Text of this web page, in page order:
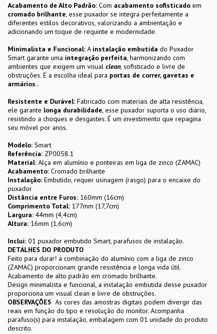
Acabamento de Alto Padrão: Com acabamento sofisticado em
cromado brilhante, esse puxador se integra perfeitamente a
diferentes estilos decorativos, valorizando a ambientação e
adicionando um toque de requinte e modernidade.
Minimalista e Funcional: A instalação embutida do Puxador
Smart garante uma integração perfeita, harmonizando com
ambientes que exigem um visual clean, sofisticado e livre de
obstruções. É a escolha ideal para portas de correr, gavetas e
armários..
Resistente e Durável: Fabricado com materiais de alta resistência,
ele garante longa durabilidade, esse puxador suporta o uso diário,
resistindo a choques e desgastes. É um investimento que repagina
seu móvel por anos.
Modelo: Smart
Referência: ZP0058.1
Material: Alça em alumínio e ponteiras em liga de zinco (ZAMAC)
Acabamento: Cromado brilhante
Instalação: Embutido, requer usinagem (rasgo) para o encaixe do
puxador
Distância entre Furos: 160mm (16cm)
Comprimento Total: 177mm (17,7cm)
Largura: 44mm (4,4cm)
Altura: 16mm (1,6cm)
Inclui: 01 puxador embutido Smart, parafusos de instalação.
DETALHES DO PRODUTO
Feito para durar! a combinação do alumínio com a liga de zinco
(ZAMAC) proporcionam grande resistência e longa vida útil.
Acabamento de alto padrão em cromado brilhante.
Design minimalista e funcional, a instalação embutida desse puxador
proporciona um visual clean e livre de obstruções.
OBSERVAÇÕES As cores das amostras digitais podem divergir das
reais em função do tipo e resolução do monitor. Acompanha
parafuso(s) para instalação, embalagem com 01 unidade do produto
descrito.